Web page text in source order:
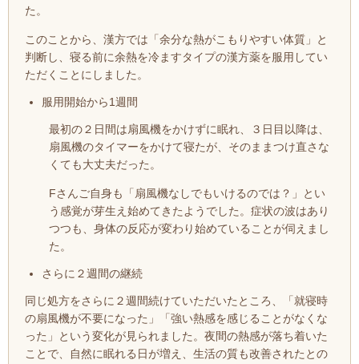
た。
このことから、漢方では「余分な熱がこもりやすい体質」と
判断し、寝る前に余熱を冷ますタイプの漢方薬を服用してい
ただくことにしました。
服用開始から1週間
最初の２日間は扇風機をかけずに眠れ、３日目以降は、
扇風機のタイマーをかけて寝たが、そのままつけ直さな
くても大丈夫だった。
Fさんご自身も「扇風機なしでもいけるのでは？」とい
う感覚が芽生え始めてきたようでした。症状の波はあり
つつも、身体の反応が変わり始めていることが伺えまし
た。
さらに２週間の継続
同じ処方をさらに２週間続けていただいたところ、 「就寝時
の扇風機が不要になった」「強い熱感を感じることがなくな
った」という変化が見られました。 夜間の熱感が落ち着いた
ことで、自然に眠れる日が増え、生活の質も改善されたとの